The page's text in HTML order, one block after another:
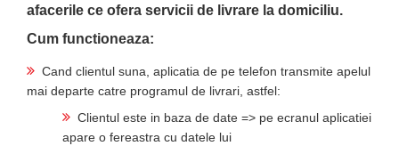
afacerile ce ofera servicii de livrare la domiciliu.
Cum functioneaza:
Cand clientul suna, aplicatia de pe telefon transmite apelul
mai departe catre programul de livrari, astfel:
Clientul este in baza de date => pe ecranul aplicatiei
apare o fereastra cu datele lui